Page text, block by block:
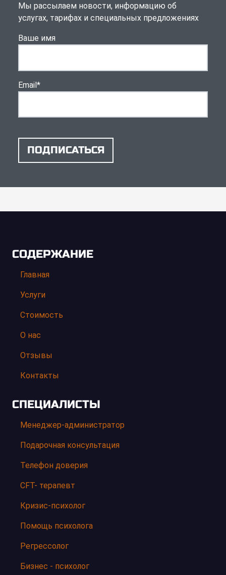
Мы рассылаем новости, информацию об
услугах, тарифах и специальных предложениях
Ваше имя
Email*
ПОДПИСАТЬСЯ
СОДЕРЖАНИЕ
Главная
Услуги
Стоимость
О нас
Отзывы
Контакты
СПЕЦИАЛИСТЫ
Менеджер-администратор
Подарочная консультация
Телефон доверия
CFT- терапевт
Кризис-психолог
Помощь психолога
Регрессолог
Бизнес - психолог